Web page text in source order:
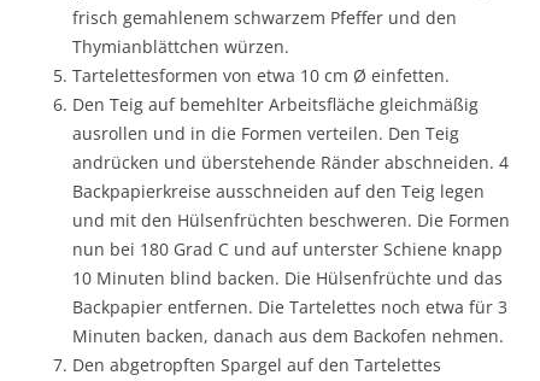
frisch gemahlenem schwarzem Pfeffer und den
Thymianblättchen würzen.
Tartelettesformen von etwa 10 cm Ø einfetten.
Den Teig auf bemehlter Arbeitsfläche gleichmäßig
ausrollen und in die Formen verteilen. Den Teig
andrücken und überstehende Ränder abschneiden. 4
Backpapierkreise ausschneiden auf den Teig legen
und mit den Hülsenfrüchten beschweren. Die Formen
nun bei 180 Grad C und auf unterster Schiene knapp
10 Minuten blind backen. Die Hülsenfrüchte und das
Backpapier entfernen. Die Tartelettes noch etwa für 3
Minuten backen, danach aus dem Backofen nehmen.
Den abgetropften Spargel auf den Tartelettes